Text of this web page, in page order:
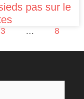
pas sur le
3 …
8